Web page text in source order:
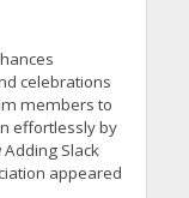
celebrations
members to
effortlessly by
Slack
appeared